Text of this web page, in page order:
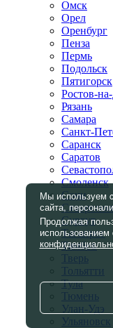
Омск
Орел
Оренбург
Пенза
Пермь
Подольск
Пятигорск
Ростов-
Рязань
Самара
Санкт-
Саранск
Саратов
Смоленск
Сочи
Сургут
Таганрог
Тамбов
Тверь
Тольятти
Тула
Тюмень
Улан-Удэ
Ульяновск
Мы используем
сайта,
Продолжая